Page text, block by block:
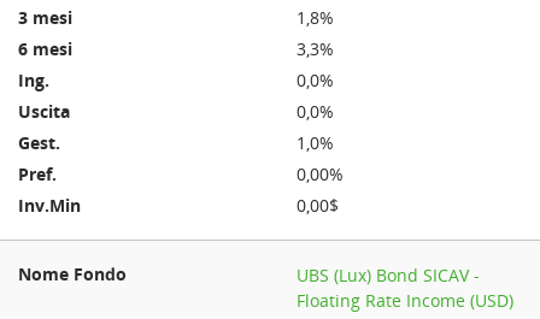
1,8%
3,3%
0,0%
0,0%
1,0%
0,00%
0,00$
UBS (Lux) Bond SICAV -
Floating Rate Income (USD)